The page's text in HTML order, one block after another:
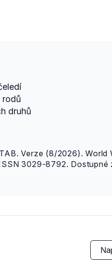
rodů
druhů
Verze (8/2026). World
3029-8792. Dostupné